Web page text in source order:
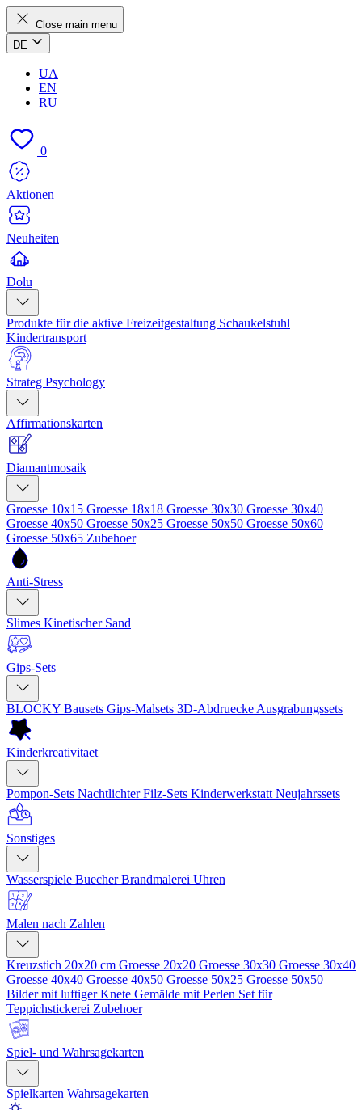
Close main menu
DE
UA
EN
RU
0
Aktionen
Neuheiten
Dolu
Produkte für die aktive Freizeitgestaltung Schaukelstuhl
Kindertransport
Strateg Psychology
Affirmationskarten
Diamantmosaik
Groesse 10x15 Groesse 18x18 Groesse 30x30 Groesse 30x40
Groesse 40x50 Groesse 50x25 Groesse 50x50 Groesse 50x60
Groesse 50x65 Zubehoer
Anti-Stress
Slimes Kinetischer Sand
Gips-Sets
BLOCKY Bausets Gips-Malsets 3D-Abdruecke Ausgrabungssets
Kinderkreativitaet
Pompon-Sets NachtlichterFilz-Sets Kinderwerkstatt Neujahrssets
Sonstiges
Wasserspiele BuecherBrandmalerei Uhren
Malen nach Zahlen
Kreuzstich 20x20 cm Groesse 20x20 Groesse 30x30 Groesse 30x40
Groesse 40x40 Groesse 40x50 Groesse 50x25 Groesse 50x50
Bilder mit luftiger Knete Gemälde mit Perlen Set für
Teppichstickerei Zubehoer
Spiel- und Wahrsagekarten
Spielkarten Wahrsagekarten